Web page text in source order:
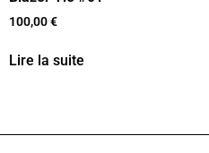
100,00€
Lire la suite